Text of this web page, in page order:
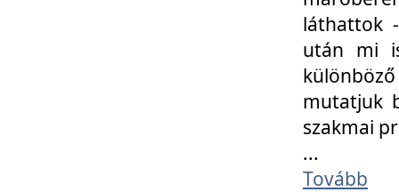
láthattok
után mi
mutatjuk
szakmai
...
Tovább